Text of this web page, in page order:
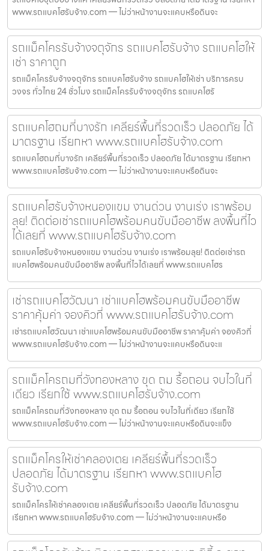
www.รถแบคโฮรับจ้าง.com — ไม่ว่าหน้างานจะแคบหรือดินจะ
รถแม็คโครรับจ้างจตุจักร รถแบคโฮรับจ้าง รถแบคโฮให้
เช่า ราคาถูก
รถแม็คโครรับจ้างจตุจักร รถแบคโฮรับจ้าง รถแบคโฮให้เช่า บริการครบ
วงจร ทั่วไทย 24 ชั่วโมง รถแม็คโครรับจ้างจตุจักร รถแบคโฮรั
รถแบคโฮถมที่บางรัก เคลียร์พื้นที่รวดเร็ว ปลอดภัย ได้
มาตรฐาน เรียกหา www.รถแบคโฮรับจ้าง.com
รถแบคโฮถมที่บางรัก เคลียร์พื้นที่รวดเร็ว ปลอดภัย ได้มาตรฐาน เรียกหา
www.รถแบคโฮรับจ้าง.com — ไม่ว่าหน้างานจะแคบหรือดินจะ
รถแบคโฮรับจ้างหนองแขม งานด่วน งานเร่ง เราพร้อม
ลุย! ติดต่อเช่ารถแบคโฮพร้อมคนขับมืออาชีพ ลงพื้นที่ไว
ได้เลยที่ www.รถแบคโฮรับจ้าง.com
รถแบคโฮรับจ้างหนองแขม งานด่วน งานเร่ง เราพร้อมลุย! ติดต่อเช่ารถ
แบคโฮพร้อมคนขับมืออาชีพ ลงพื้นที่ไวได้เลยที่ www.รถแบคโฮร
เช่ารถแบคโฮวัฒนา เช่าแบคโฮพร้อมคนขับมืออาชีพ
ราคาคุ้มค่า จองคิวที่ www.รถแบคโฮรับจ้าง.com
เช่ารถแบคโฮวัฒนา เช่าแบคโฮพร้อมคนขับมืออาชีพ ราคาคุ้มค่า จองคิวที่
www.รถแบคโฮรับจ้าง.com — ไม่ว่าหน้างานจะแคบหรือดินจะแ
รถแม็คโครถมที่วังทองหลาง ขุด ถม รื้อถอน จบไวในที่
เดียว เรียกใช้ www.รถแบคโฮรับจ้าง.com
รถแม็คโครถมที่วังทองหลาง ขุด ถม รื้อถอน จบไวในที่เดียว เรียกใช้
www.รถแบคโฮรับจ้าง.com — ไม่ว่าหน้างานจะแคบหรือดินจะแข็ง
รถแม็คโครให้เช่าคลองเตย เคลียร์พื้นที่รวดเร็ว
ปลอดภัย ได้มาตรฐาน เรียกหา www.รถแบคโฮ
รับจ้าง.com
รถแม็คโครให้เช่าคลองเตย เคลียร์พื้นที่รวดเร็ว ปลอดภัย ได้มาตรฐาน
เรียกหา www.รถแบคโฮรับจ้าง.com — ไม่ว่าหน้างานจะแคบหรือ